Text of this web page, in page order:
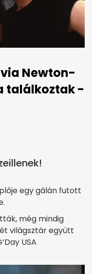
Newton-
találkoztak -
egy gálán futott
még mindig
világsztár együtt
USA